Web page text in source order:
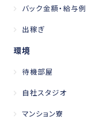
バック金額・給与例
出稼ぎ
環境
待機部屋
自社スタジオ
マンション寮